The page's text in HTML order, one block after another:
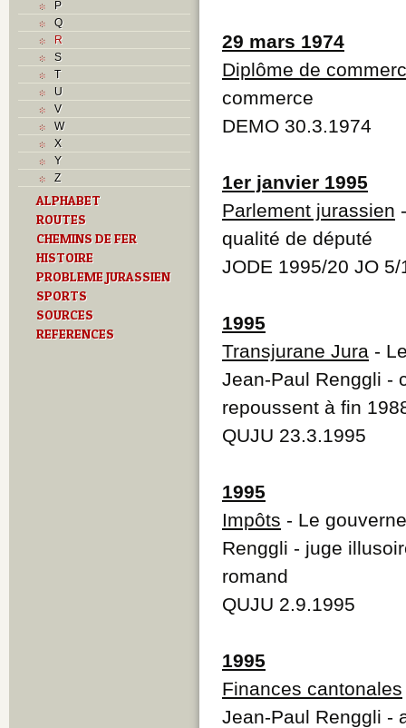
P
Q
R
S
T
U
V
W
X
Y
Z
ALPHABET
ROUTES
CHEMINS DE FER
HISTOIRE
PROBLEME JURASSIEN
SPORTS
SOURCES
REFERENCES
29 mars 1974
Diplôme de
commerce
DEMO 30.3.1974
1er janvier 1995
Parlement jurassien
qualité de député
JODE 1995/20 JO
1995
Transjurane Jura -
Jean-Paul Renggli -
repoussent à fin
QUJU 23.3.1995
1995
Impôts - Le
Renggli - juge
romand
QUJU 2.9.1995
1995
Finances cantonales
Jean-Paul Renggli -